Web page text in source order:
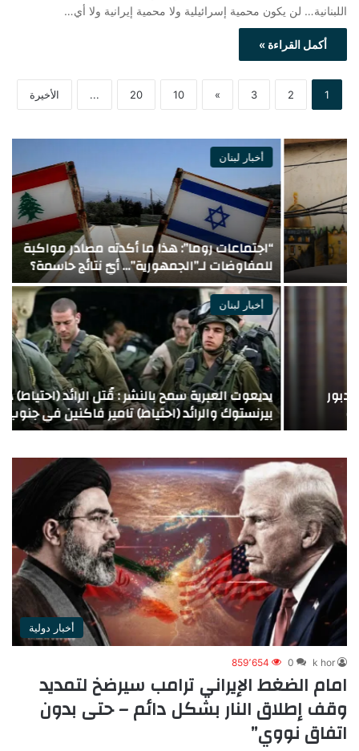
اللبنانية… لن يكون محمية إسرائيلية ولا محمية إيرانية ولا أي…
أكمل القراءة »
1
2
3
»
10
20
... الأخيرة
أخبار لبنان
“اجتماعات روما”: هذا ما أكدته مصادر مواكبة
للمفاوضات لـ”الجمهورية”… أيّ نتائج حاسمة؟
يديعوت العبرية سمح بالنشر : قُتل الرائد (احتياط) هاريل
بيرنستوك والرائد (احتياط) تامير فاكنين في جنوب لبنان
أخبار دولية
k hor
0 859٬654
امام الضغط الإيراني ترامب سيرضخ لتمديد
وقف إطلاق النار بشكل دائم – حتى بدون
اتفاق نووي”